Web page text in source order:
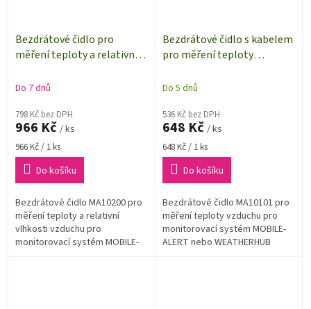
Bezdrátové čidlo pro
měření teploty a relativní
MA10200
Do 7 dnů
798 Kč bez DPH
966 Kč / ks
Měrná
cena:
966 Kč / 1 ks
Do košíku
Bezdrátové čidlo MA10200 pro
měření teploty a relativní
vlhkosti vzduchu pro
monitorovací systém MOBILE-
Bezdrátové čidlo s kabelem
pro měření teploty
Do 5 dnů
536 Kč bez DPH
648 Kč / ks
Měrná
cena:
648 Kč / 1 ks
Do košíku
Bezdrátové čidlo MA10101 pro
měření teploty vzduchu pro
monitorovací systém MOBILE-
ALERT nebo WEATHERHUB